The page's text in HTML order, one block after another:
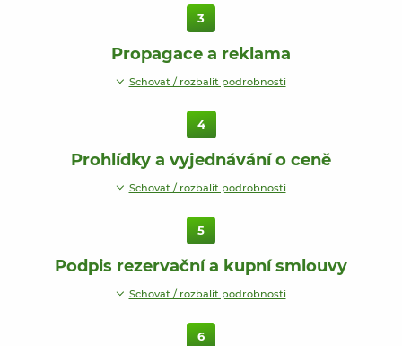
3
Propagace a reklama
Schovat / rozbalit podrobnosti
4
Prohlídky a vyjednávání o ceně
Schovat / rozbalit podrobnosti
5
Podpis rezervační a kupní smlouvy
Schovat / rozbalit podrobnosti
6